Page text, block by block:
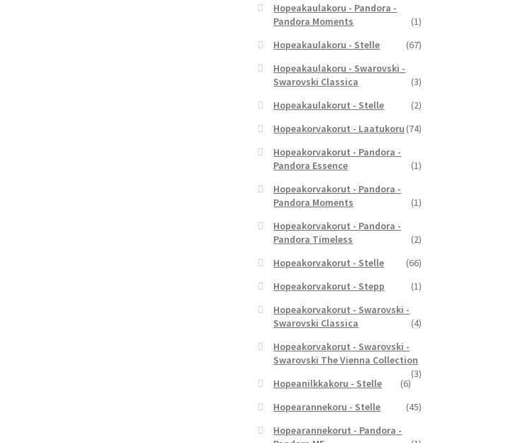
Hopeakaulakoru - Pandora -
Pandora Moments
(1)
Hopeakaulakoru - Stelle
(67)
Hopeakaulakoru - Swarovski -
Swarovski Classica
(3)
Hopeakaulakorut - Stelle
(2)
Hopeakorvakorut - Laatukoru (74)
Hopeakorvakorut - Pandora -
Pandora Essence
(1)
Hopeakorvakorut - Pandora -
Pandora Moments
(1)
Hopeakorvakorut - Pandora -
Pandora Timeless
(2)
Hopeakorvakorut - Stelle
(66)
Hopeakorvakorut - Stepp
(1)
Hopeakorvakorut - Swarovski -
Swarovski Classica
(4)
Hopeakorvakorut - Swarovski -
Swarovski The Vienna Collection
(3)
Hopeanilkkakoru - Stelle
(6)
Hopearannekoru - Stelle
(45)
Hopearannekorut - Pandora -